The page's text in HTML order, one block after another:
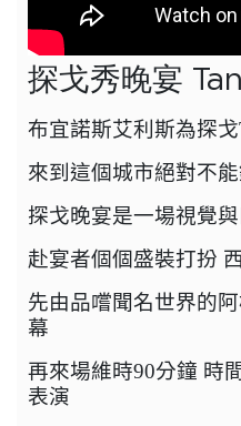
探戈秀晚宴
布宜諾斯艾利斯為探戈
來到這個城市絕對不
探戈晚宴是一場視覺
赴宴者個個盛裝打扮
先由品嚐聞名世界的
幕
再來場維時90分鐘 時
表演